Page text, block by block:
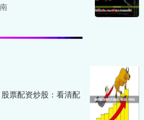
票配资炒股：看清配